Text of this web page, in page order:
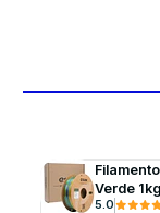
Verde
5.0